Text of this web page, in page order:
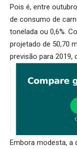
Pois é, entre
de consumo de
tonelada ou 0,6%.
projetado de 50,70
previsão para 2019,
Embora modesta, a